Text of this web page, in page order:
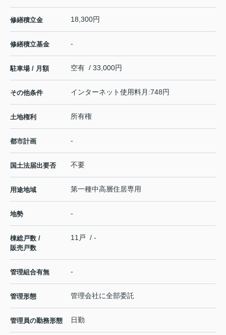
修繕積立金 18,300円
修繕積立基金 -
駐車場 / 月額 空有 / 33,000円
その他条件 インターネット使用料月:748円
土地権利 所有権
都市計画 -
国土法届出要否 不要
用途地域 第一種中高層住居専用
地勢 -
棟総戸数 /
販売戸数
11戸 / -
管理組合有無 -
管理形態 管理会社に全部委託
管理員の勤務形態 日勤